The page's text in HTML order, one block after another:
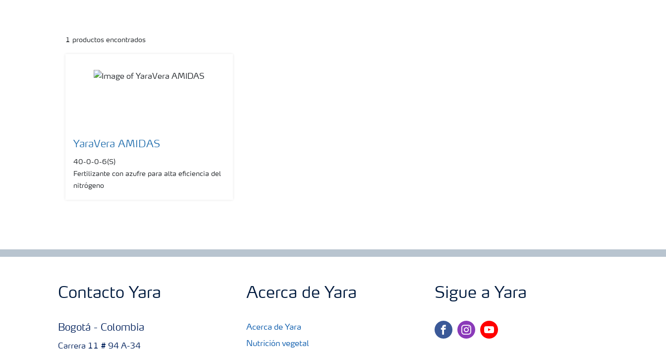
1 productos encontrados
YaraVera AMIDAS
40-0-0-6(S)
Fertilizante con azufre para alta eficiencia del
nitrógeno
Contacto Yara
Bogotá - Colombia
Carrera 11 # 94 A-34
Acerca de Yara
Acerca de Yara
Nutrición vegetal
Sigue a Yara
facebookinstagram
youtube